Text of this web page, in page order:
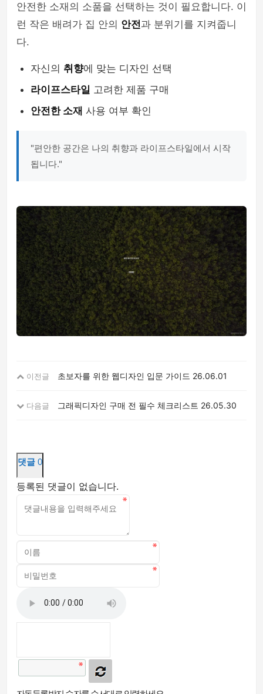
안전한 소재의 소품을 선택하는 것이 필요합니다. 이
런 작은 배려가 집 안의 안전과 분위기를 지켜줍니
다.
자신의 취향에 맞는 디자인 선택
라이프스타일 고려한 제품 구매
안전한 소재 사용 여부 확인
"편안한 공간은 나의 취향과 라이프스타일에서 시작
됩니다."
이전글 초보자를 위한 웹디자인 입문 가이드 26.06.01
다음글 그래픽디자인 구매 전 필수 체크리스트 26.05.30
댓글 0
등록된 댓글이 없습니다.